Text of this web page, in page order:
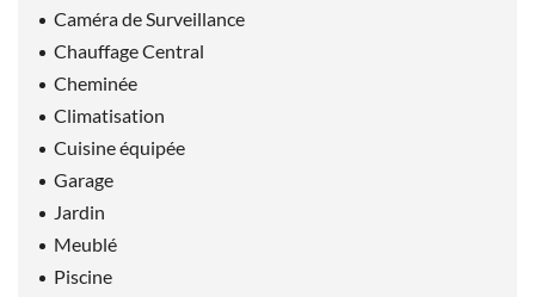
Caméra de Surveillance
Chauffage Central
Cheminée
Climatisation
Cuisine équipée
Garage
Jardin
Meublé
Piscine